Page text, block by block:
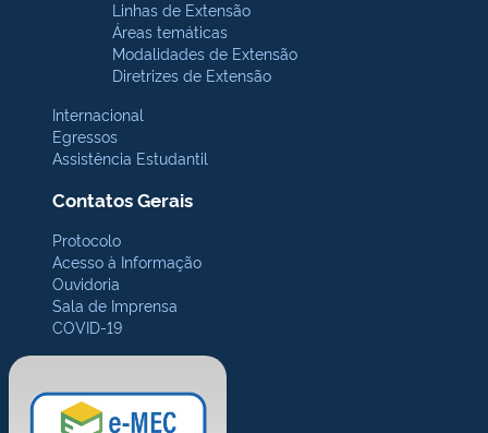
Linhas de Extensão
Áreas temáticas
Modalidades de Extensão
Diretrizes de Extensão
Internacional
Egressos
Assistência Estudantil
Contatos Gerais
Protocolo
Acesso à Informação
Ouvidoria
Sala de Imprensa
COVID-19